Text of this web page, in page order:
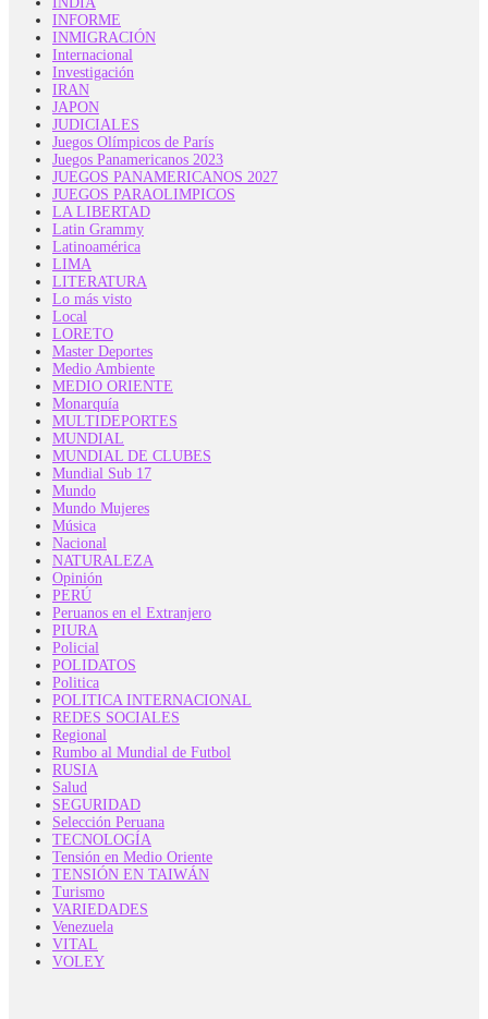
INFORME
INMIGRACIÓN
Internacional
Investigación
IRAN
JAPON
JUDICIALES
Juegos Olímpicos de París
Juegos Panamericanos 2023
JUEGOS PANAMERICANOS 2027
JUEGOS PARAOLIMPICOS
LA LIBERTAD
Latin Grammy
Latinoamérica
LIMA
LITERATURA
Lo más visto
Local
LORETO
Master Deportes
Medio Ambiente
MEDIO ORIENTE
Monarquía
MULTIDEPORTES
MUNDIAL
MUNDIAL DE CLUBES
Mundial Sub 17
Mundo
Mundo Mujeres
Música
Nacional
NATURALEZA
Opinión
PERÚ
Peruanos en el Extranjero
PIURA
Policial
POLIDATOS
Politica
POLITICA INTERNACIONAL
REDES SOCIALES
Regional
Rumbo al Mundial de Futbol
RUSIA
Salud
SEGURIDAD
Selección Peruana
TECNOLOGÍA
Tensión en Medio Oriente
TENSIÓN EN TAIWÁN
Turismo
VARIEDADES
Venezuela
VITAL
VOLEY